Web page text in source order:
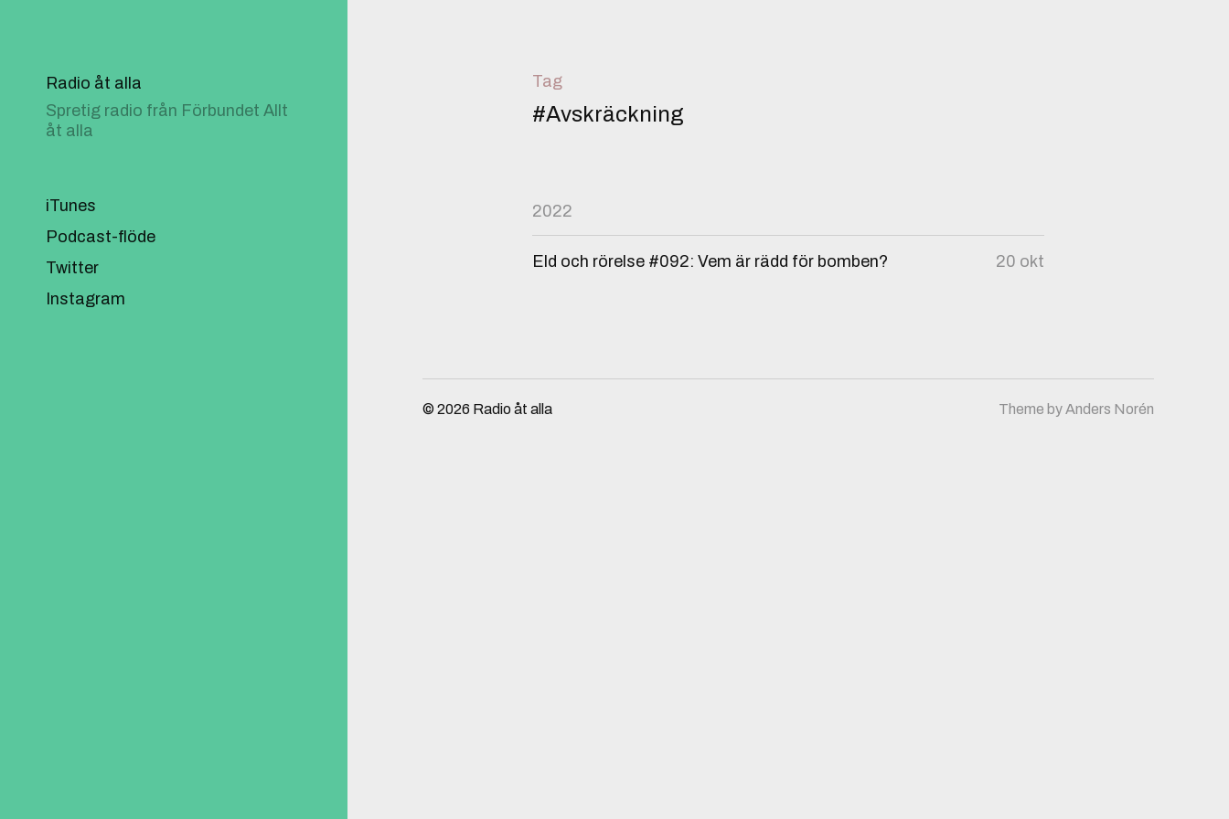
Radio åt alla
Spretig radio från Förbundet Allt
åt alla
iTunes
Podcast-flöde
Twitter
Instagram
Tag
#Avskräckning
2022
Eld och rörelse #092: Vem är rädd för bomben? 20 okt
© 2026 Radio åt alla Theme byAnders Norén